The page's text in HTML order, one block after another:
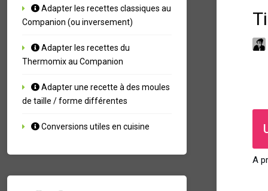
A
Adapter les recettes classiques au
Companion (ou inversement)
Adapter les recettes du
Thermomix au Companion
Adapter une recette à des moules
de taille / forme différentes
Conversions utiles en cuisine